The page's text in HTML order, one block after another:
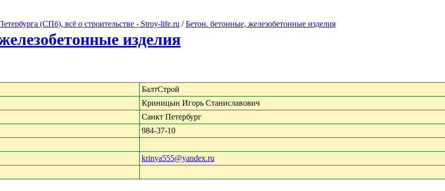
(СПб), всё о строительстве - Stroy-life.ru /Бетон. бетонные, железобетонные изделия
изделия
БалтСтрой
Криницын Игорь Станиславович
Санкт Петербург
984-37-10
krinya555@yandex.ru